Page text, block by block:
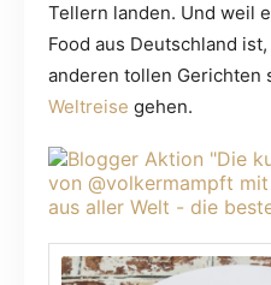
Tellern landen. Und weil
Food aus Deutschland
anderen tollen Gerichten
Weltreise gehen.